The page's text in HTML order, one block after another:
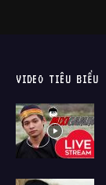
VIDEO TIÊU BIỂU